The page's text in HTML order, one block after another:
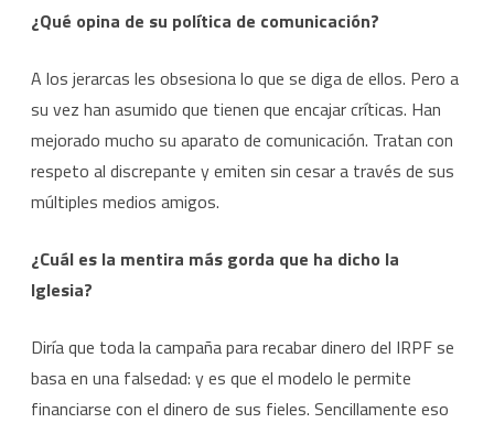
¿Qué opina de su política de comunicación?
A los jerarcas les obsesiona lo que se diga de ellos. Pero a
su vez han asumido que tienen que encajar críticas. Han
mejorado mucho su aparato de comunicación. Tratan con
respeto al discrepante y emiten sin cesar a través de sus
múltiples medios amigos.
¿Cuál es la mentira más gorda que ha dicho la
Iglesia?
Diría que toda la campaña para recabar dinero del IRPF se
basa en una falsedad: y es que el modelo le permite
financiarse con el dinero de sus fieles. Sencillamente eso